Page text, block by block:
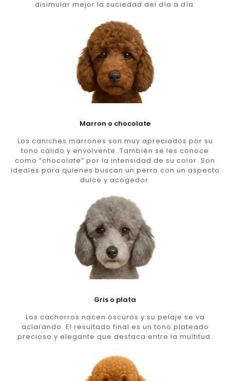
disimular mejor la suciedad del día a día.
Marron o chocolate
Los caniches marrones son muy apreciados por su
tono cálido y envolvente. También se les conoce
como “chocolate” por la intensidad de su color. Son
ideales para quienes buscan un perro con un aspecto
dulce y acogedor.
Gris o plata
Los cachorros nacen oscuros y su pelaje se va
aclarando. El resultado final es un tono plateado
precioso y elegante que destaca entre la multitud.